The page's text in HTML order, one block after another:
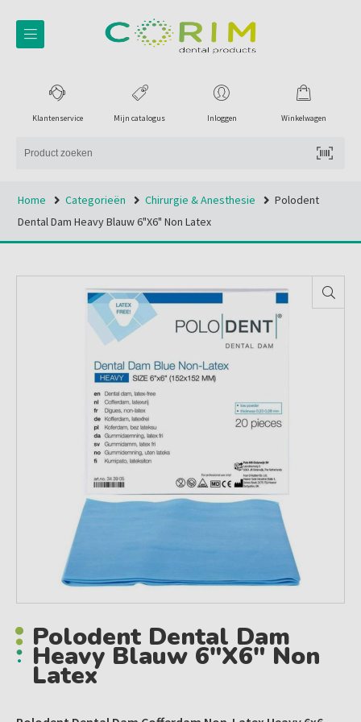
Winkelwagen
Inloggen
Mijn catalogus
Klantenservice
Home Categorieën Chirurgie & Anesthesie
Polodent
Dental Dam Heavy Blauw 6"x6" Non Latex
Polodent Dental Dam
Heavy Blauw 6"x6" Non
Latex